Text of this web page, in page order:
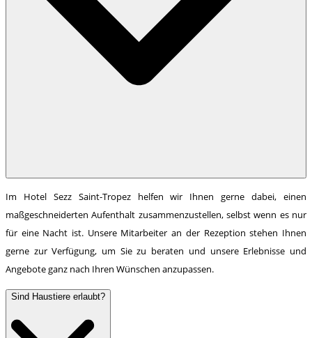
Im Hotel Sezz Saint-Tropez helfen wir Ihnen gerne dabei, einen
maßgeschneiderten Aufenthalt zusammenzustellen, selbst wenn es nur
für eine Nacht ist. Unsere Mitarbeiter an der Rezeption stehen Ihnen
gerne zur Verfügung, um Sie zu beraten und unsere Erlebnisse und
Angebote ganz nach Ihren Wünschen anzupassen.
Sind Haustiere erlaubt?